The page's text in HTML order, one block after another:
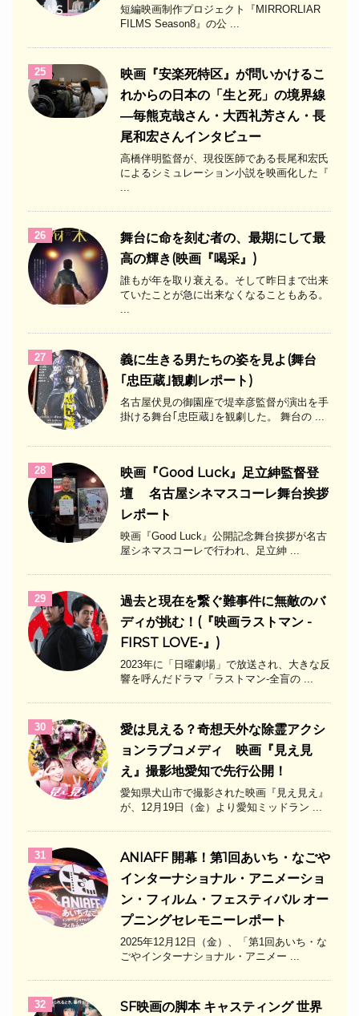
短編映画制作プロジェクト『MIRRORLIAR
FILMS Season8』の公 ...
25
映画『安楽死特区』が問いかけるこ
れからの日本の「生と死」の境界線
―毎熊克哉さん・大西礼芳さん・長
尾和宏さんインタビュー
高橋伴明監督が、現役医師である長尾和宏氏
によるシミュレーション小説を映画化した『
...
26
舞台に命を刻む者の、最期にして最
高の輝き(映画『喝采』)
誰もが年を取り衰える。そして昨日まで出来
ていたことが急に出来なくなることもある。
...
27
義に生きる男たちの姿を見よ(舞台
｢忠臣蔵｣観劇レポート)
名古屋伏見の御園座で堤幸彦監督が演出を手
掛ける舞台｢忠臣蔵｣を観劇した。 舞台の ...
28
映画『Good Luck』足立紳監督登
壇 名古屋シネマスコーレ舞台挨拶
レポート
映画『Good Luck』公開記念舞台挨拶が名古
屋シネマスコーレで行われ、足立紳 ...
29
過去と現在を繋ぐ難事件に無敵のバ
ディが挑む！(『映画ラストマン -
FIRST LOVE-』)
2023年に「日曜劇場」で放送され、大きな反
響を呼んだドラマ「ラストマン-全盲の ...
30
愛は見える？奇想天外な除霊アクシ
ョンラブコメディ 映画『見え見
え』撮影地愛知で先行公開！
愛知県犬山市で撮影された映画『見え見え』
が、12月19日（金）より愛知ミッドラン ...
31
ANIAFF 開幕！第1回あいち・なごや
インターナショナル・アニメーショ
ン・フィルム・フェスティバル オー
プニングセレモニーレポート
2025年12月12日（金）、「第1回あいち・な
ごやインターナショナル・アニメー ...
32
SF映画の脚本 キャスティング 世界